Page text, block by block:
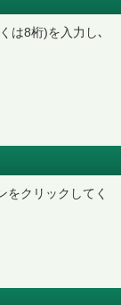
は8桁)を入力し､
をクリックしてく